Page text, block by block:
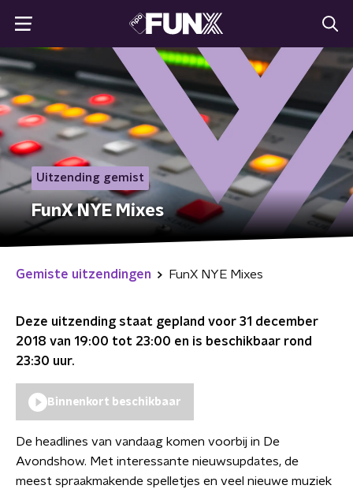
Uitzending gemist
FunX NYE Mixes
Gemiste uitzendingen FunX NYE Mixes
Deze uitzending staat gepland voor 31 december
2018 van 19:00 tot 23:00 en is beschikbaar rond
23:30 uur.
Binnenkort beschikbaar
De headlines van vandaag komen voorbij in De
Avondshow. Met interessante nieuwsupdates, de
meest spraakmakende spelletjes en veel nieuwe muziek